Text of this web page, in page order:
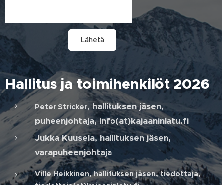
Lähetä
Hallitus ja toimihenkilöt 2026
Peter Stricker, hallituksen jäsen,
puheenjohtaja, info(at)kajaaninlatu.fi
Jukka Kuusela, hallituksen jäsen,
varapuheenjohtaja
Ville Heikkinen, hallituksen jäsen, tiedottaja,